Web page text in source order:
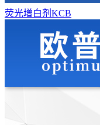
荧光增白剂KCB